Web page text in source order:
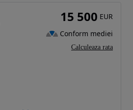
15 500 EUR
Conform mediei
Calculeaza rata